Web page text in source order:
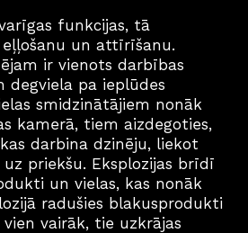
funkcijas, tā
eļļošanu un attīrīšanu.
ir vienots darbības
degviela pa ieplūdes
smidzinātājiem nonāk
kamerā, tiem aizdegoties,
darbina dzinēju, liekot
priekšu. Eksplozijas brīdī
un vielas, kas nonāk
radušies blakusprodukti
vairāk, tie uzkrājas